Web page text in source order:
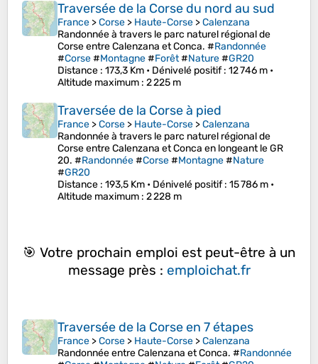
Traversée de la Corse du nord au sud
France >Corse > Haute-Corse >Calenzana
Randonnée à travers le parc naturel régional de
Corse entre Calenzana et Conca. #Randonnée
#Corse#Montagne#Forêt#Nature#GR20
Distance : 173,3 Km • Dénivelé positif: 12 746 m •
Altitude maximum : 2 225 m
Traversée de la Corse à pied
France >Corse > Haute-Corse >Calenzana
Randonnée à travers le parc naturel régional de
Corse entre Calenzana et Conca en longeant le GR
20. #Randonnée#Corse#Montagne#Nature
#GR20
Distance : 193,5 Km • Dénivelé positif: 15 786 m •
Altitude maximum : 2 228 m
🎯 Votre prochain emploi est peut-être à un
message près : emploichat.fr
Traversée de la Corse en 7 étapes
France >Corse > Haute-Corse >Calenzana
Randonnée entre Calenzana et Conca. #Randonnée